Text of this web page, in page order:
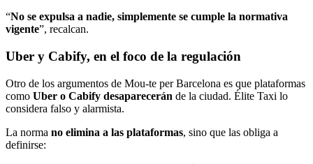
“No se expulsa a nadie, simplemente se cumple la normativa
vigente”, recalcan.
Uber y Cabify, en el foco de la regulación
Otro de los argumentos de Mou-te per Barcelona es que plataformas
como Uber o Cabify desaparecerán de la ciudad. Élite Taxi lo
considera falso y alarmista.
La norma no elimina a las plataformas, sino que las obliga a
definirse: